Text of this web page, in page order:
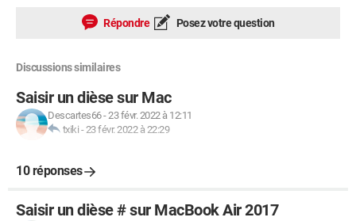
Répondre Posez votre question
Discussions similaires
Saisir un dièse sur Mac
Descartes66-23 févr. 2022 à 12:11
txiki -23 févr. 2022 à 22:29
10 réponses
Saisir un dièse # sur MacBook Air 2017